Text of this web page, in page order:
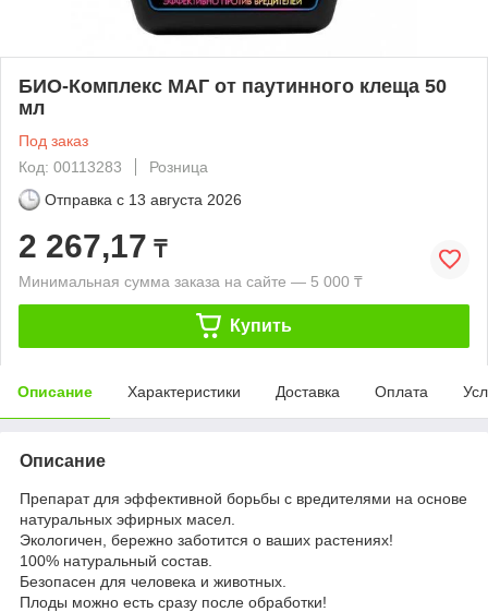
БИО-Комплекс МАГ от паутинного клеща 50
мл
Под заказ
Код: 00113283
Розница
Отправка с 13 августа 2026
2 267,17 ₸
Минимальная сумма заказа на сайте — 5 000 ₸
Купить
Описание Характеристики Доставка Оплата
Описание
Препарат для эффективной борьбы с вредителями на основе
натуральных эфирных масел.
Экологичен, бережно заботится о ваших растениях!
100% натуральный состав.
Безопасен для человека и животных.
Плоды можно есть сразу после обработки!